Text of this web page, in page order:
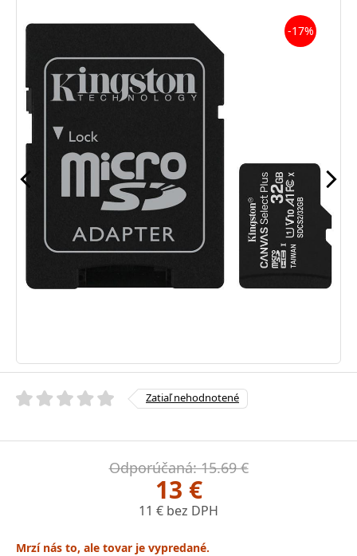
-17%
Zatiaľ nehodnotené
Odporúčaná: 15.69 €
13 €
11 € bez DPH
Mrzí nás to, ale tovar je vypredané.